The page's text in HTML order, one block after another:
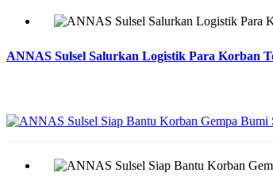
ANNAS Sulsel Salurkan Logistik Para Korban